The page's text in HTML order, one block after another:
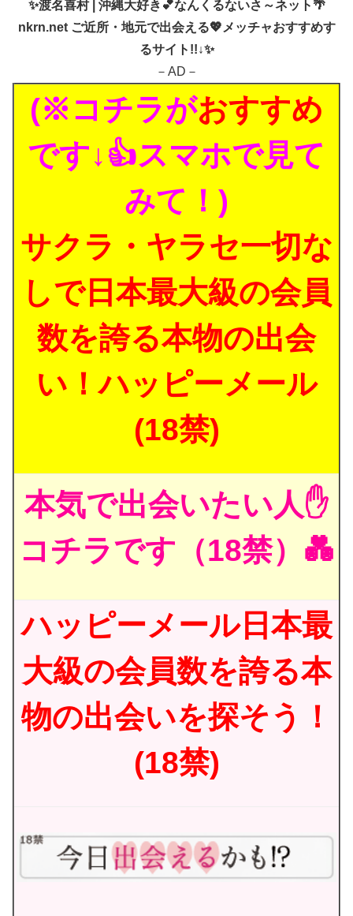
✨渡名喜村 | 沖縄大好き💕なんくるないさ～ネット🌴
nkrn.net ご近所・地元で出会える💖メッチャおすすめす
るサイト!!↓✨
－AD－
(※コチラがおすすめ
です↓👍スマホで見て
みて！)
サクラ・ヤラセ一切な
しで日本最大級の会員
数を誇る本物の出会
い！ハッピーメール
(18禁)
本気で出会いたい人✋
コチラです（18禁）💑
ハッピーメール日本最
大級の会員数を誇る本
物の出会いを探そう！
(18禁)